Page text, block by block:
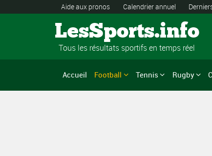
Aide aux pronos Calendrier annuel
LesSports.info
Tous les résultats sportifs en temps réel
Accueil Football Tennis Rugby